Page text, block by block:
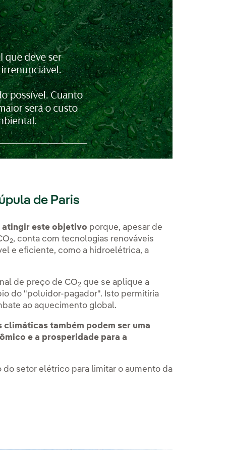
de Paris
atingir este objetivo porque, apesar de
2, conta com tecnologias renováveis
e eficiente, como a hidroelétrica, a
de preço de CO2 que se aplique a
do "poluidor-pagador". Isto permitiria
ao aquecimento global.
também podem ser uma
e a prosperidade para a
setor elétrico para limitar o aumento da